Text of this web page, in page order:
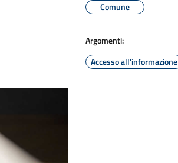
Comune
Argomenti:
Accesso all'informazione